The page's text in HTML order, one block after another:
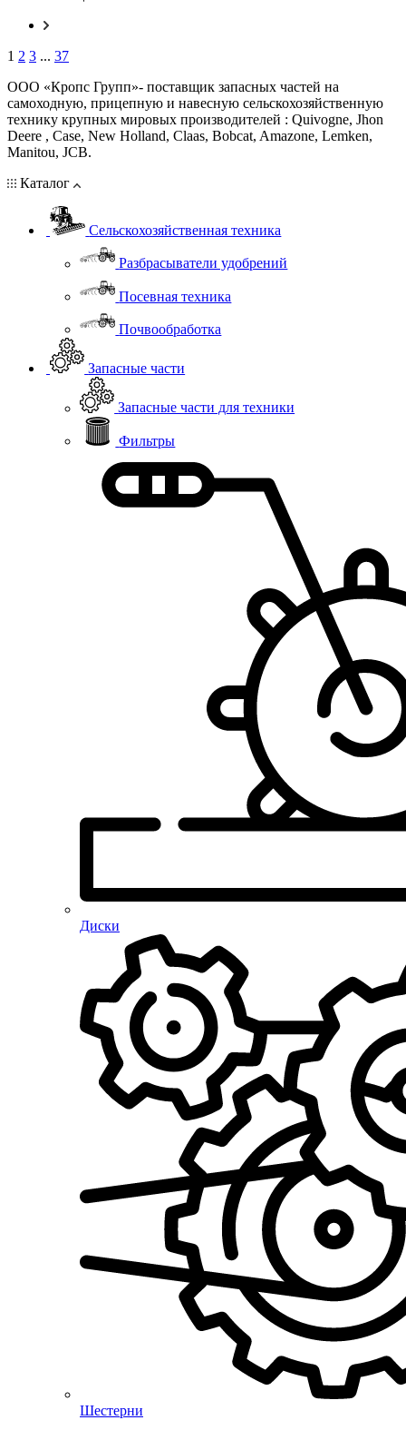
1 2 3 ... 37
ООО «Кропс Групп»- поставщик запасных частей на
самоходную, прицепную и навесную сельскохозяйственную
технику крупных мировых производителей : Quivogne, Jhon
Deere , Case, New Holland, Claas, Bobcat, Amazone, Lemken,
Manitou, JCB.
Каталог
Сельскохозяйственная техника
Разбрасыватели удобрений
Посевная техника
Почвообработка
Запасные части
Запасные части для техники
Фильтры
Диски
Шестерни